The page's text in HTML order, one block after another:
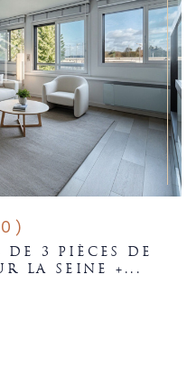
DE 3 PIÈCES DE
LA SEINE +...